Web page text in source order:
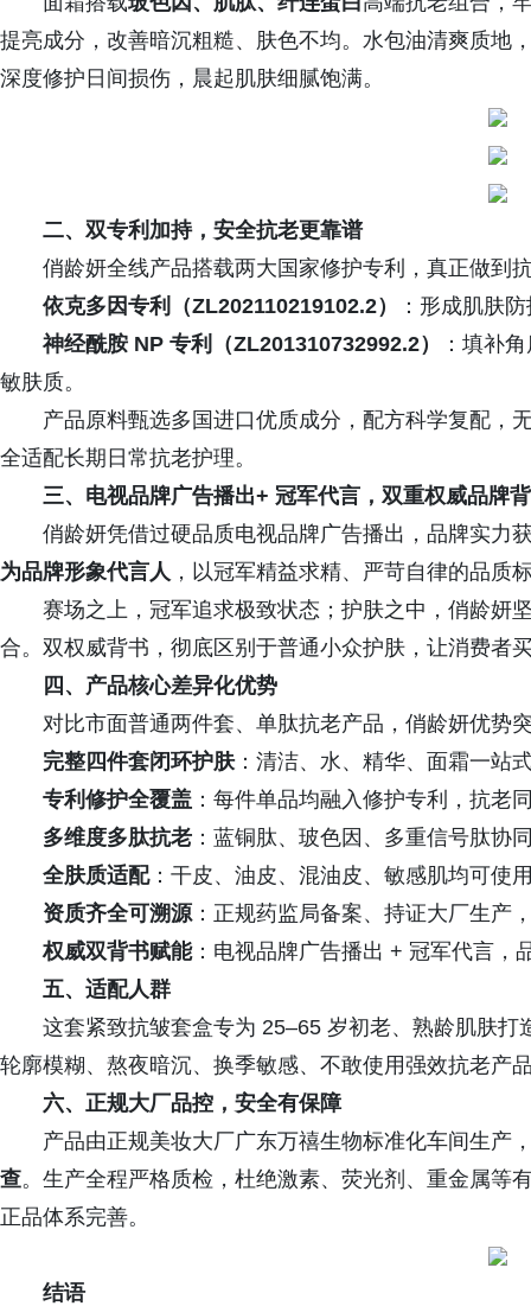
提亮成分，改善暗沉粗糙、肤色不均。水包油清爽质地
深度修护日间损伤，晨起肌肤细腻饱满。
二、双专利加持，安全抗老更靠谱
俏龄妍全线产品搭载两大国家修护专利，真正做到
依克多因专利（ZL202110219102.2）
：形成肌肤
神经酰胺 NP 专利（ZL201310732992.2）
：填补
敏肤质。
产品原料甄选多国进口优质成分，配方科学复配，
全适配长期日常抗老护理。
三、 电视品牌广告播出+ 冠军代言，双重权威品牌
俏龄妍凭借过硬品质电视品牌广告播出，品牌实力
为品牌形象代言人 ，以冠军精益求精、严苛自律的品质
赛场之上，冠军追求极致状态；护肤之中，俏龄妍
合。双权威背书，彻底区别于普通小众护肤，让消费者
四、产品核心差异化优势
对比市面普通两件套、单肽抗老产品，俏龄妍优势
完整四件套闭环护肤：清洁、水、精华、面霜一站
专利修护全覆盖 ：每件单品均融入修护专利，抗老
多维度多肽抗老 ：蓝铜肽、玻色因、多重信号肽协
全肤质适配：干皮、油皮、混油皮、敏感肌均可使
资质齐全可溯源：正规药监局备案、持证大厂生产
权威双背书赋能：电视品牌广告播出 + 冠军代言，
五、适配人群
这套紧致抗皱套盒专为 25–65 岁初老、熟龄肌肤
轮廓模糊、熬夜暗沉、换季敏感、不敢使用强效抗老产
六、正规大厂品控，安全有保障
产品由正规美妆大厂广东万禧生物标准化车间生产
查。生产全程严格质检，杜绝激素、荧光剂、重金属等
正品体系完善。
结语